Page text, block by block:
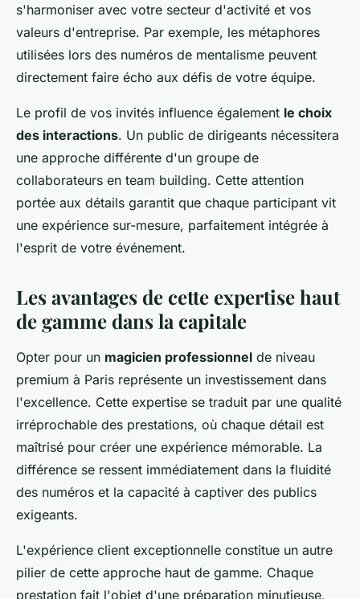
s'harmoniser avec votre secteur d'activité et vos
valeurs d'entreprise. Par exemple, les métaphores
utilisées lors des numéros de mentalisme peuvent
directement faire écho aux défis de votre équipe.
Le profil de vos invités influence également le choix
des interactions. Un public de dirigeants nécessitera
une approche différente d'un groupe de
collaborateurs en team building. Cette attention
portée aux détails garantit que chaque participant vit
une expérience sur-mesure, parfaitement intégrée à
l'esprit de votre événement.
Les avantages de cette expertise haut
de gamme dans la capitale
Opter pour un magicien professionnel de niveau
premium à Paris représente un investissement dans
l'excellence. Cette expertise se traduit par une qualité
irréprochable des prestations, où chaque détail est
maîtrisé pour créer une expérience mémorable. La
différence se ressent immédiatement dans la fluidité
des numéros et la capacité à captiver des publics
exigeants.
L'expérience client exceptionnelle constitue un autre
pilier de cette approche haut de gamme. Chaque
prestation fait l'objet d'une préparation minutieuse,